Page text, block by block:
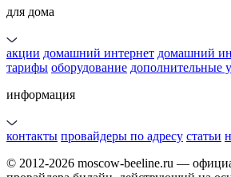
для дома
акции домашний интернет домашний
тарифы оборудование дополнительные
информация
контакты провайдеры по адресу статьи
© 2012-2026 moscow-beeline.ru —